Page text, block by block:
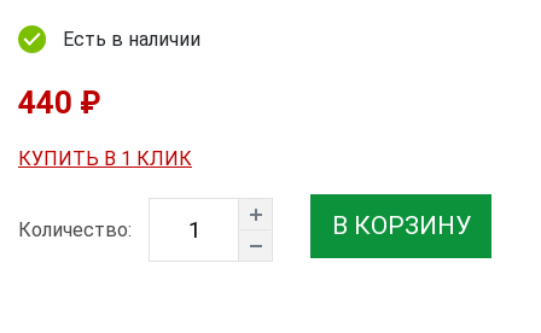
Есть в наличии
440 ₽
КУПИТЬ В 1 КЛИК
Количество: В КОРЗИНУ